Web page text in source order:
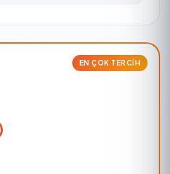
EN ÇOK TERCIH